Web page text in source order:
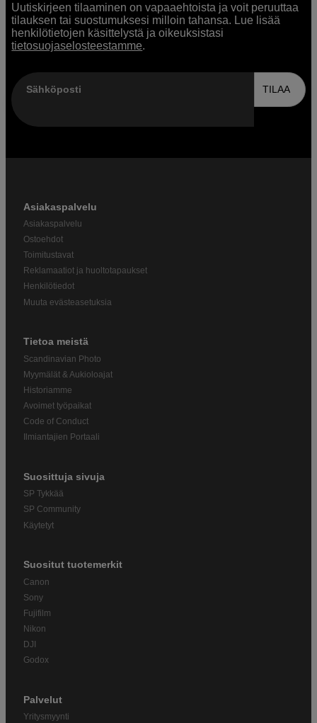
Uutiskirjeen tilaaminen on vapaaehtoista ja voit peruuttaa
tilauksen tai suostumuksesi milloin tahansa. Lue lisää
henkilötietojen käsittelystä ja oikeuksistasi
tietosuojaselosteestamme.
Sähköposti TILAA
Asiakaspalvelu
Asiakaspalvelu
Ostoehdot
Toimitustavat
Reklamaatiot ja huoltotapaukset
Henkilötiedot
Muuta evästeasetuksia
Tietoa meistä
Scandinavian Photo
Myymälät & Aukioloajat
Historiamme
Avoimet työpaikat
Code of Conduct
Ilmiantajien Portaali
Suosittuja sivuja
SP Tykkää
SP Community
Käytetyt
Suositut tuotemerkit
Canon
Sony
Fujifilm
Nikon
DJI
Godox
Palvelut
Yritysmyynti